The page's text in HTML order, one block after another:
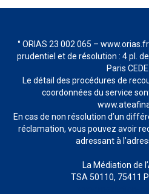
° ORIAS 23 002 065 –
prudentiel et de résolution : 4 pl.
Paris
Le détail des procédures de
coordonnées du service
En cas de non résolution d’un
réclamation, vous pouvez avoir
adressant à
La Médiation de
TSA 50110, 75411